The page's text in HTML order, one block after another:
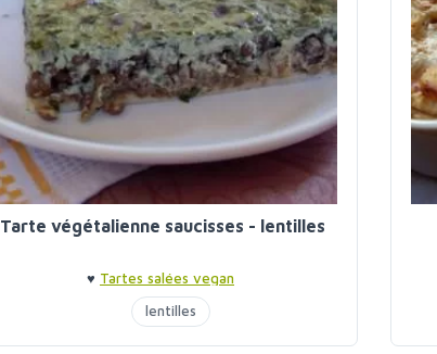
Tarte végétalienne saucisses - lentilles
♥ Tartes salées vegan
lentilles